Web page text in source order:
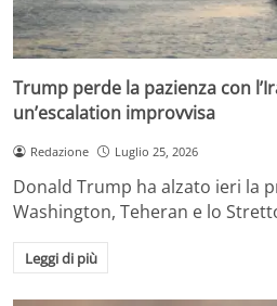
Trump perde la pazienza con
un’escalation improvvisa
Redazione Luglio 25, 2026
Donald Trump ha alzato ieri la
Washington, Teheran e lo
Leggi di più